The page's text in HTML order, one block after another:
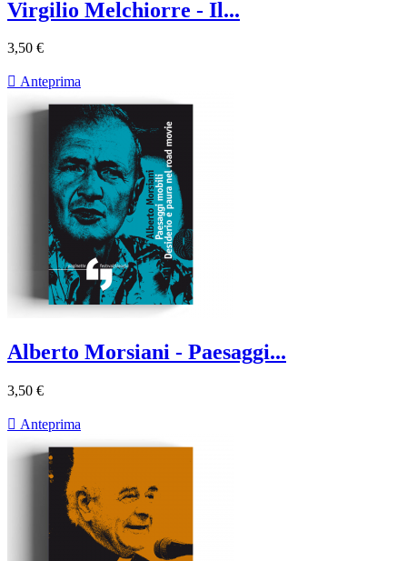
Virgilio Melchiorre - Il...
3,50 €
 Anteprima
Alberto Morsiani - Paesaggi...
3,50 €
 Anteprima